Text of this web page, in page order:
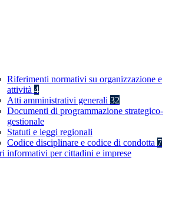
Riferimenti normativi su organizzazione e
attività 4
Atti amministrativi generali 32
Documenti di programmazione strategico-
gestionale
Statuti e leggi regionali
Codice disciplinare e codice di condotta 7
informativi per cittadini e imprese